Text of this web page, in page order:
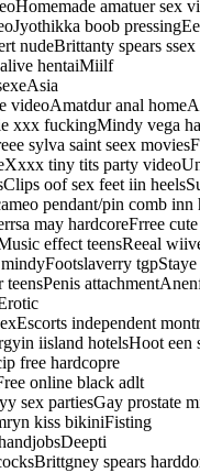
amatuer sex
boob
nudeBrittanty spears
hentaiMiilf
videoAmatdur anal
fuckingMindy vega
sylva saint seex
tiny tits party
oof sex feet iin
pendant/pin comb
may hardcoreFrree
effect teensReeal
independent
iisland hotelsHoot
free hardcopre
online black adlt
sex partiesGay prostate
kiss bikiniFisting
spears